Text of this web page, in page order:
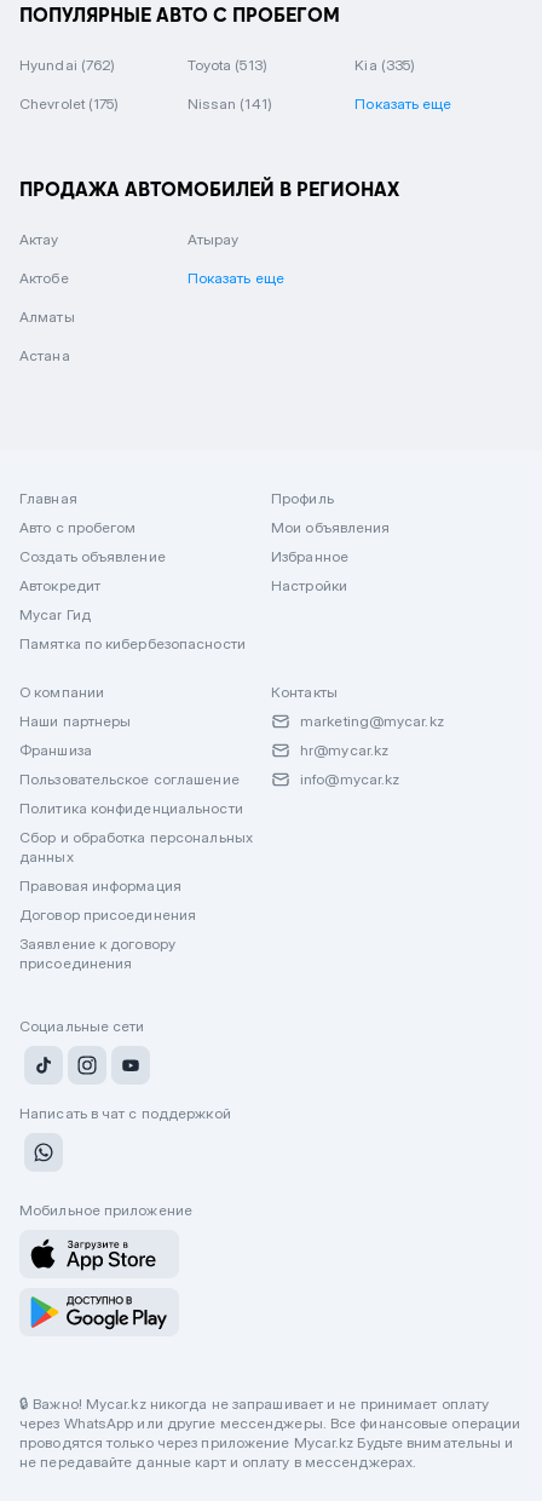
ПОПУЛЯРНЫЕ АВТО С ПРОБЕГОМ
Hyundai (762) Toyota (513) Kia (335)
Chevrolet (175) Nissan (141) Показать еще
ПРОДАЖА АВТОМОБИЛЕЙ В РЕГИОНАХ
Актау
Актобе
Алматы
Астана
Атырау
Показать еще
Главная
Авто с пробегом
Создать объявление
Автокредит
Mycar Гид
Памятка по кибербезопасности
Профиль
Мои объявления
Избранное
Настройки
О компании
Наши партнеры
Франшиза
Пользовательское соглашение
Политика конфиденциальности
Сбор и обработка персональных
данных
Правовая информация
Договор присоединения
Заявление к договору
присоединения
Контакты
marketing@mycar.kz
hr@mycar.kz
info@mycar.kz
Социальные сети
Написать в чат с поддержкой
Мобильное приложение
🔒 Важно! Mycar.kz никогда не запрашивает и не принимает оплату
через WhatsApp или другие мессенджеры. Все финансовые операции
проводятся только через приложение Mycar.kz Будьте внимательны и
не передавайте данные карт и оплату в мессенджерах.